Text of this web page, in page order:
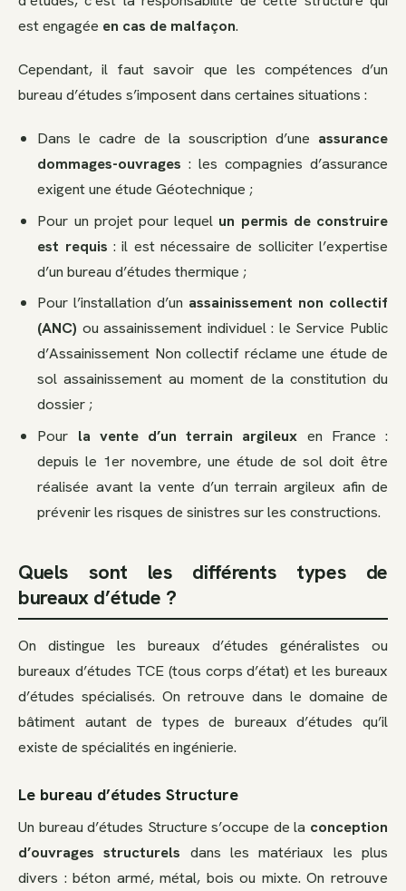
est engagée en cas de malfaçon.
Cependant, il faut savoir que les compétences d’un
bureau d’études s’imposent dans certaines situations :
Dans le cadre de la souscription d’une assurance
dommages-ouvrages : les compagnies d’assurance
exigent une étude Géotechnique ;
Pour un projet pour lequel un permis de construire
est requis : il est nécessaire de solliciter l’expertise
d’un bureau d’études thermique ;
Pour l’installation d’un assainissement non collectif
(ANC) ou assainissement individuel : le Service Public
d’Assainissement Non collectif réclame une étude de
sol assainissement au moment de la constitution du
dossier ;
Pour la vente d’un terrain argileux en France :
depuis le 1er novembre, une étude de sol doit être
réalisée avant la vente d’un terrain argileux afin de
prévenir les risques de sinistres sur les constructions.
Quels sont les différents types de
bureaux d’étude ?
On distingue les bureaux d’études généralistes ou
bureaux d’études TCE (tous corps d’état) et les bureaux
d’études spécialisés. On retrouve dans le domaine de
bâtiment autant de types de bureaux d’études qu’il
existe de spécialités en ingénierie.
Le bureau d’études Structure
Un bureau d’études Structure s’occupe de la conception
d’ouvrages structurels dans les matériaux les plus
divers : béton armé, métal, bois ou mixte. On retrouve